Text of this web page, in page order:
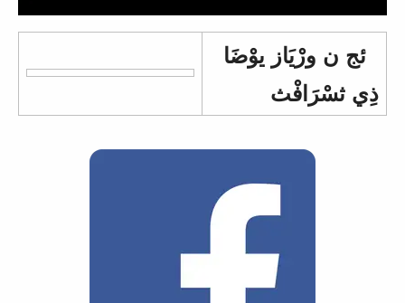
ئج ن ورْيَاز يوْضَا
ذِي ثسْرَافْث